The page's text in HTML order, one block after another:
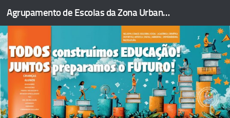
Skip to content Agrupamento de Escolas da Zona Urbana da Figueira da Foz